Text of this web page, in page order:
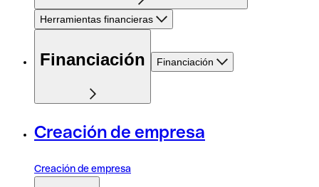
Herramientas financieras
Financiación Financiación
Creación de empresa
Creación de empresa